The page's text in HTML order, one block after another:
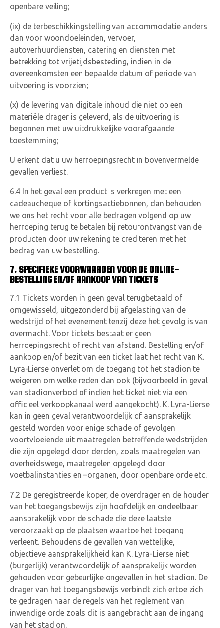
openbare veiling;
(ix) de terbeschikkingstelling van accommodatie anders
dan voor woondoeleinden, vervoer,
autoverhuurdiensten, catering en diensten met
betrekking tot vrijetijdsbesteding, indien in de
overeenkomsten een bepaalde datum of periode van
uitvoering is voorzien;
(x) de levering van digitale inhoud die niet op een
materiële drager is geleverd, als de uitvoering is
begonnen met uw uitdrukkelijke voorafgaande
toestemming;
U erkent dat u uw herroepingsrecht in bovenvermelde
gevallen verliest.
6.4 In het geval een product is verkregen met een
cadeaucheque of kortingsactiebonnen, dan behouden
we ons het recht voor alle bedragen volgend op uw
herroeping terug te betalen bij retourontvangst van de
producten door uw rekening te crediteren met het
bedrag van uw bestelling.
7. SPECIFIEKE VOORWAARDEN VOOR DE ONLINE-
BESTELLING EN/OF AANKOOP VAN TICKETS
7.1 Tickets worden in geen geval terugbetaald of
omgewisseld, uitgezonderd bij afgelasting van de
wedstrijd of het evenement tenzij deze het gevolg is van
overmacht. Voor tickets bestaat er geen
herroepingsrecht of recht van afstand. Bestelling en/of
aankoop en/of bezit van een ticket laat het recht van K.
Lyra-Lierse onverlet om de toegang tot het stadion te
weigeren om welke reden dan ook (bijvoorbeeld in geval
van stadionverbod of indien het ticket niet via een
officieel verkoopkanaal werd aangekocht). K. Lyra-Lierse
kan in geen geval verantwoordelijk of aansprakelijk
gesteld worden voor enige schade of gevolgen
voortvloeiende uit maatregelen betreffende wedstrijden
die zijn opgelegd door derden, zoals maatregelen van
overheidswege, maatregelen opgelegd door
voetbalinstanties en –organen, door openbare orde etc.
7.2 De geregistreerde koper, de overdrager en de houder
van het toegangsbewijs zijn hoofdelijk en ondeelbaar
aansprakelijk voor de schade die deze laatste
veroorzaakt op de plaatsen waartoe het toegang
verleent. Behoudens de gevallen van wettelijke,
objectieve aansprakelijkheid kan K. Lyra-Lierse niet
(burgerlijk) verantwoordelijk of aansprakelijk worden
gehouden voor gebeurlijke ongevallen in het stadion. De
drager van het toegangsbewijs verbindt zich ertoe zich
te gedragen naar de regels van het reglement van
inwendige orde zoals dit is aangebracht aan de ingang
van het stadion.